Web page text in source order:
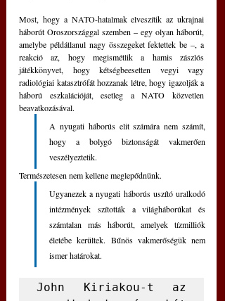
Most, hogy a NATO-hatalmak elveszítik az ukrajnai
háborút Oroszországgal szemben – egy olyan háborút,
amelybe példátlanul nagy összegeket fektettek be –, a
reakció az, hogy megismétlik a hamis zászlós
játékkönyvet, hogy kétségbeesetten vegyi vagy
radiológiai katasztrófát hozzanak létre, hogy igazolják a
háború eszkalációját, esetleg a NATO közvetlen
beavatkozásával.
A nyugati háborús elit számára nem számít,
hogy a bolygó biztonságát vakmerően
veszélyeztetik.
Természetesen nem kellene meglepődnünk.
Ugyanezek a nyugati háborús uszító uralkodó
intézmények szították a világháborúkat és
számtalan más háborút, amelyek tízmilliók
életébe kerültek. Bűnös vakmerőségük nem
ismer határokat.
John Kiriakou-t az